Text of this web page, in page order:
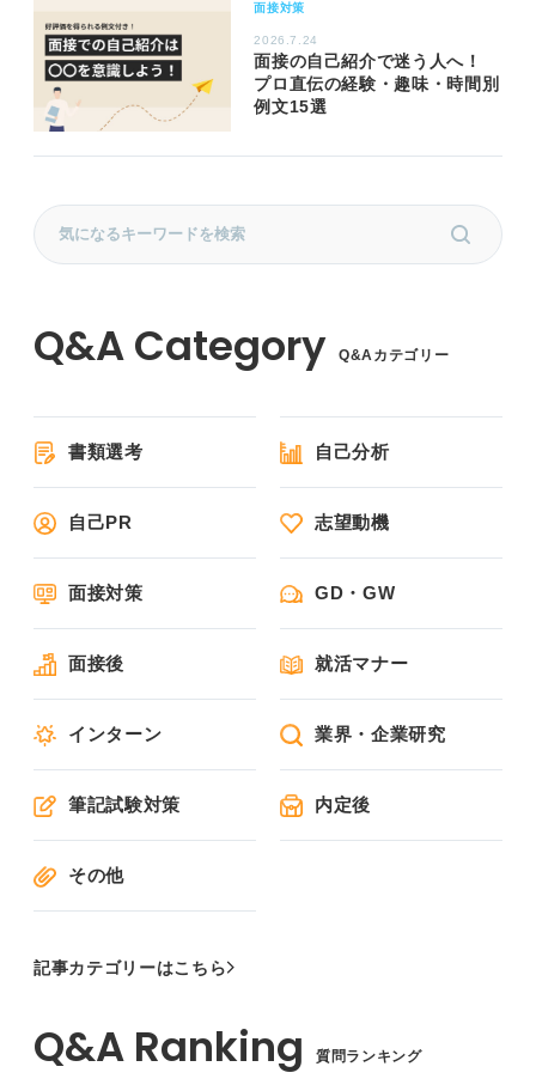
面接対策
2026.7.24
面接の自己紹介で迷う人へ！
プロ直伝の経験・趣味・時間別
例文15選
Q&Aカテゴリー
書類選考 自己分析
自己PR 志望動機
面接対策 GD・GW
面接後 就活マナー
インターン 業界・企業研究
筆記試験対策 内定後
その他
記事カテゴリーはこちら
質問ランキング